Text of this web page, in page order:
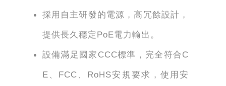
採用自主研發的電源，高冗餘設計，
提供長久穩定PoE電力輸出。
設備滿足國家CCC標準，完全符合C
E、FCC、RoHS安規要求，使用安